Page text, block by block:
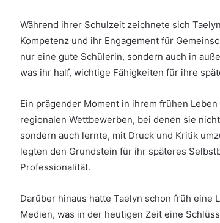
Während ihrer Schulzeit zeichnete sich
Kompetenz und ihr Engagement für
nur eine gute Schülerin, sondern auch in
was ihr half, wichtige Fähigkeiten für ihre
Ein prägender Moment in ihrem frühen
regionalen Wettbewerben, bei denen sie
sondern auch lernte, mit Druck und Kritik
legten den Grundstein für ihr späteres
Professionalität.
Darüber hinaus hatte Taelyn schon früh eine
Medien, was in der heutigen Zeit eine